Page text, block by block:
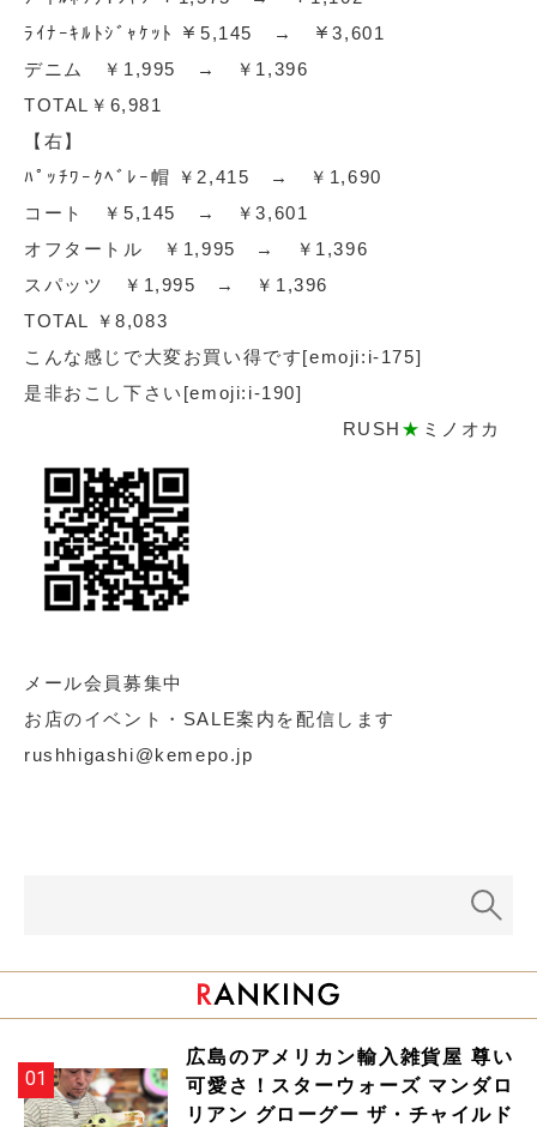
ﾗｲﾅｰｷﾙﾄｼﾞｬｹｯﾄ ￥5,145 → ￥3,601
デニム ￥1,995 → ￥1,396
TOTAL￥6,981
【右】
ﾊﾟｯﾁﾜｰｸﾍﾞﾚｰ帽 ￥2,415 → ￥1,690
コート ￥5,145 → ￥3,601
オフタートル ￥1,995 → ￥1,396
スパッツ ￥1,995 → ￥1,396
TOTAL ￥8,083
こんな感じで大変お買い得です[emoji:i-175]
是非おこし下さい[emoji:i-190]
RUSH ★ ミノオカ
メール会員募集中
お店のイベント・SALE案内を配信します
rushhigashi@kemepo.jp
広島のアメリカン輸入雑貨屋 尊い
可愛さ！スターウォーズ マンダロ
リアン グローグー ザ・チャイルド